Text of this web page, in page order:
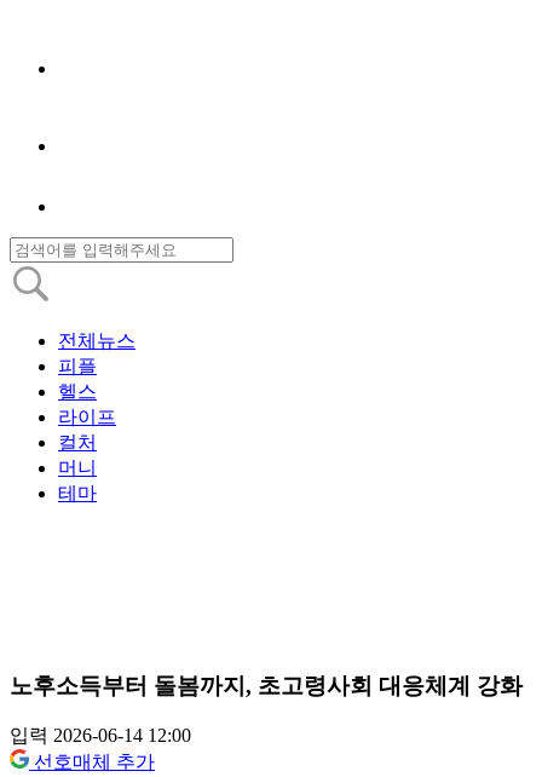
전체뉴스
피플
헬스
라이프
컬처
머니
테마
노후소득부터 돌봄까지, 초고령사회 대응체계 강화
입력 2026-06-14 12:00
선호매체 추가